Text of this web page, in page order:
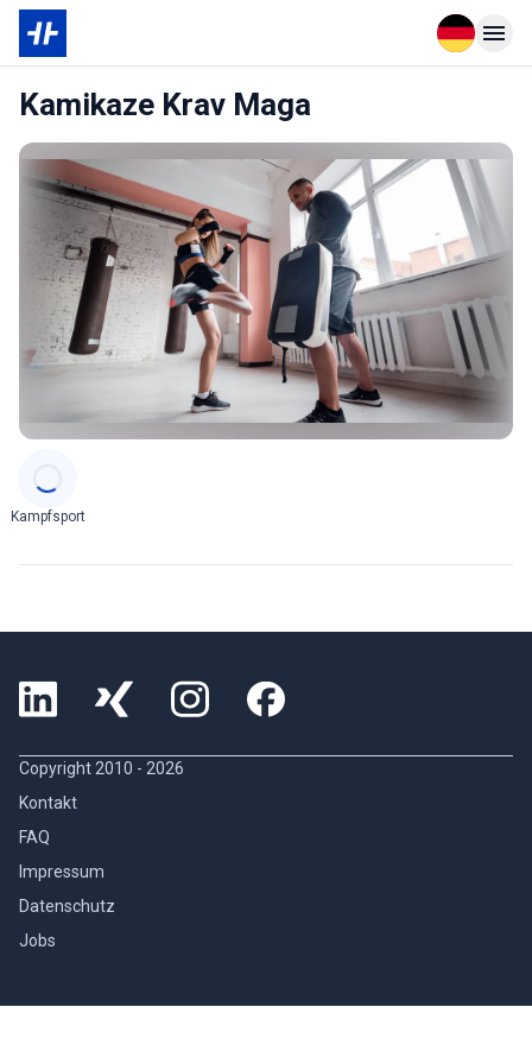
OpenOpen
Kamikaze Krav Maga
Kampfsport
Copyright 2010 - 2026
Kontakt
FAQ
Impressum
Datenschutz
Jobs